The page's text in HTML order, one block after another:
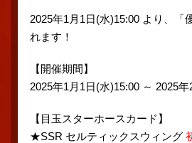
2025年1月1日(水)15:00 より、「
れます！
【開催期間】
2025年1月1日(水)15:00 ～ 2025
【目玉スターホースカード】
★SSR セルティックスウィング